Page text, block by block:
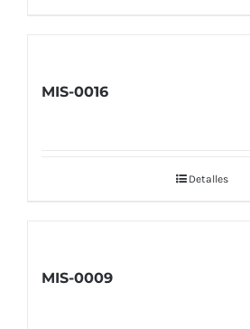
MIS-0016
Detalles
MIS-0009